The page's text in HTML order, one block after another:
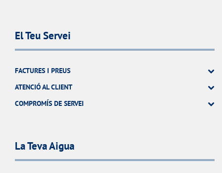
El Teu Servei
FACTURES I PREUS
ATENCIÓ AL CLIENT
COMPROMÍS DE SERVEI
La Teva Aigua